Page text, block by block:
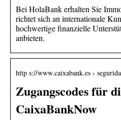
Bei HolaBank erhalten Sie
richtet sich an internationale
hochwertige finanzielle
anbieten.
http s://www.caixabank.es ›
Zugangscodes für
CaixaBankNow